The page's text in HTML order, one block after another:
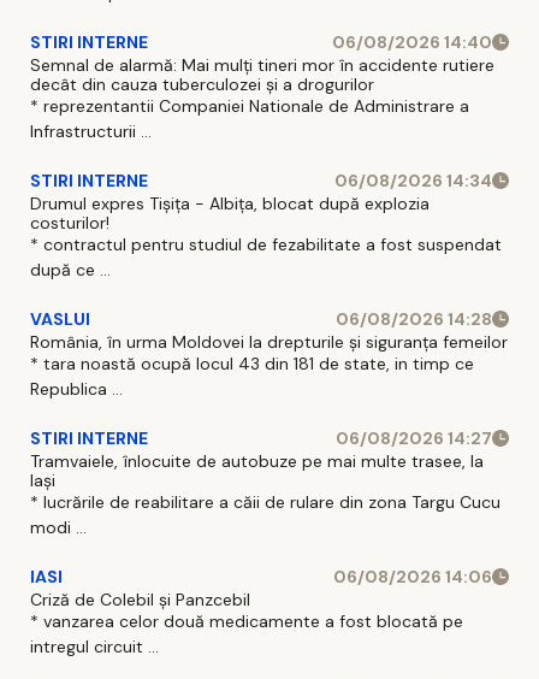
STIRI INTERNE
06/08/2026 14:40
Semnal de alarmă: Mai mulți tineri mor în accidente rutiere
decât din cauza tuberculozei și a drogurilor
* reprezentantii Companiei Nationale de Administrare a
Infrastructurii ...
STIRI INTERNE
06/08/2026 14:34
Drumul expres Tișița - Albița, blocat după explozia
costurilor!
* contractul pentru studiul de fezabilitate a fost suspendat
după ce ...
VASLUI
06/08/2026 14:28
România, în urma Moldovei la drepturile și siguranța femeilor
* tara noastă ocupă locul 43 din 181 de state, in timp ce
Republica ...
STIRI INTERNE
06/08/2026 14:27
Tramvaiele, înlocuite de autobuze pe mai multe trasee, la
Iași
* lucrările de reabilitare a căii de rulare din zona Targu Cucu
modi ...
IASI
06/08/2026 14:06
Criză de Colebil și Panzcebil
* vanzarea celor două medicamente a fost blocată pe
intregul circuit ...